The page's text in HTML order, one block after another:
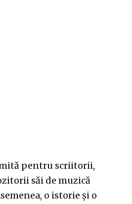
pentru scriitorii,
săi de muzică
o istorie și o